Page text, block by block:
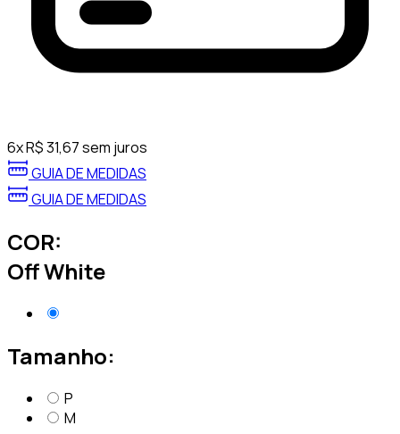
6xR$31,67sem juros
GUIA DE MEDIDAS
GUIA DE MEDIDAS
COR:
Off White
Tamanho:
P
M